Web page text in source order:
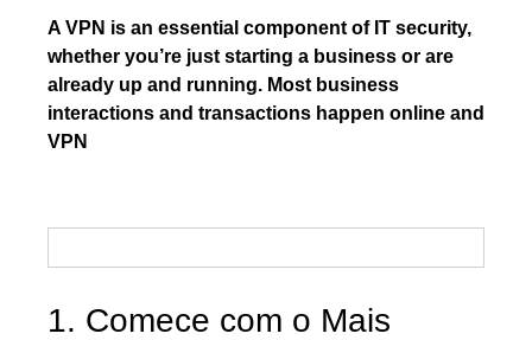
A VPN is an essential component of IT security,
whether you’re just starting a business or are
already up and running. Most business
interactions and transactions happen online and
VPN
1. Comece com o Mais